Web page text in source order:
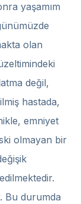
yaşamım
olan
değil,
hastada,
emniyet
olmayan bir
Bu durumda